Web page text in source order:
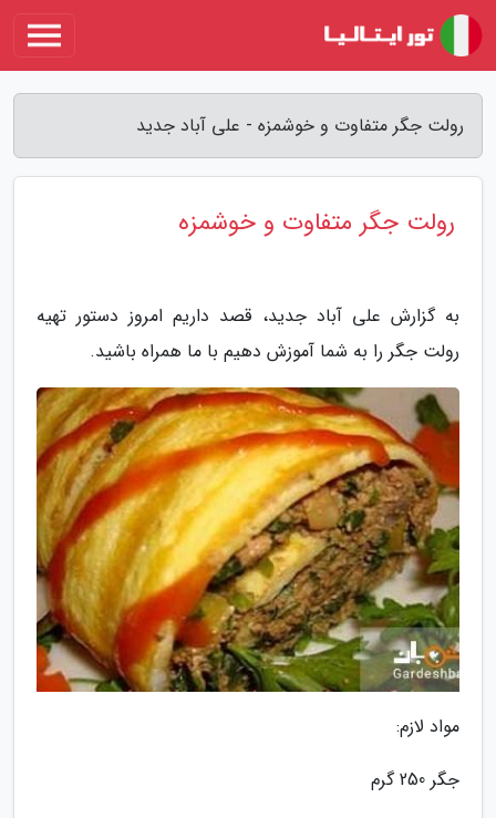
رولت جگر متفاوت و خوشمزه - علی آباد جدید
رولت جگر متفاوت و خوشمزه
به گزارش علی آباد جدید، قصد داریم امروز دستور تهیه
رولت جگر را به شما آموزش دهیم با ما همراه باشید.
مواد لازم:
جگر 250 گرم